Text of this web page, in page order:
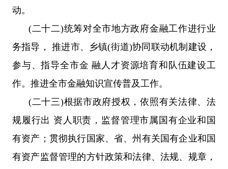
动。
(二十二)统筹对全市地方政府金融工作进行业
务指导， 推进市、乡镇(街道)协同联动机制建设，
参与、指导全市金 融人才资源培育和队伍建设工
作。推进全市金融知识宣传普及工作。
(二十三)根据市政府授权，依照有关法律、法
规履行出 资人职责，监督管理市属国有企业和国
有资产；贯彻执行国家、省、州有关国有企业和国
有资产监督管理的方针政策和法律、法规、规章，